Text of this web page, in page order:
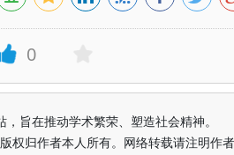
0
旨在推动学术繁荣、塑造社会精神。
权归作者本人所有。网络转载请注明作